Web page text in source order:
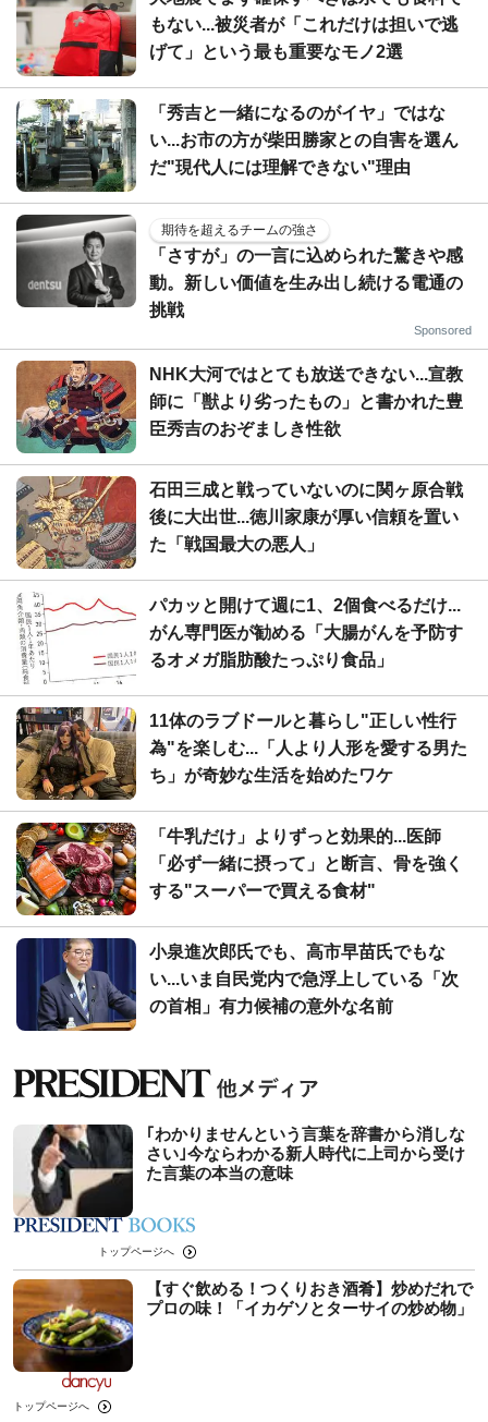
もない...被災者が「これだけは担いで逃
げて」という最も重要なモノ2選
「秀吉と一緒になるのがイヤ」ではな
い...お市の方が柴田勝家との自害を選ん
だ"現代人には理解できない"理由
期待を超えるチームの強さ
「さすが」の一言に込められた驚きや感
動。新しい価値を生み出し続ける電通の
挑戦
Sponsored
NHK大河ではとても放送できない...宣教
師に「獣より劣ったもの」と書かれた豊
臣秀吉のおぞましき性欲
石田三成と戦っていないのに関ヶ原合戦
後に大出世...徳川家康が厚い信頼を置い
た「戦国最大の悪人」
パカッと開けて週に1、2個食べるだけ...
がん専門医が勧める「大腸がんを予防す
るオメガ脂肪酸たっぷり食品」
11体のラブドールと暮らし"正しい性行
為"を楽しむ...「人より人形を愛する男た
ち」が奇妙な生活を始めたワケ
「牛乳だけ」よりずっと効果的...医師
「必ず一緒に摂って」と断言、骨を強く
する"スーパーで買える食材"
小泉進次郎氏でも、高市早苗氏でもな
い...いま自民党内で急浮上している「次
の首相」有力候補の意外な名前
｢わかりませんという言葉を辞書から消しな
さい｣今ならわかる新人時代に上司から受け
た言葉の本当の意味
トップページへ
【すぐ飲める！つくりおき酒肴】炒めだれで
プロの味！「イカゲソとターサイの炒め物」
トップページへ